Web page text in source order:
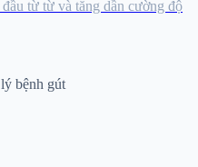
từ từ và tăng dần cường độ
bệnh gút